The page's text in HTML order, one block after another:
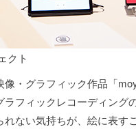
クト
・グラフィック作品「
フィックレコーディング
ない気持ちが、絵に表す